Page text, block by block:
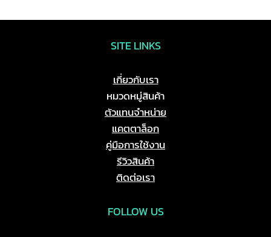
SITE LINKS
เกี่ยวกับเรา
หมวดหมู่สินค้า
ตัวแทนจำหน่าย
แคตตาล็อก
คู่มือการใช้งาน
รีวิวสินค้า
ติดต่อเรา
FOLLOW US